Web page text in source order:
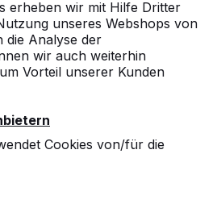
erheben wir mit Hilfe Dritter
unseres Webshops von
die Analyse der
wir auch weiterhin
Vorteil unserer Kunden
Cookies von/für die